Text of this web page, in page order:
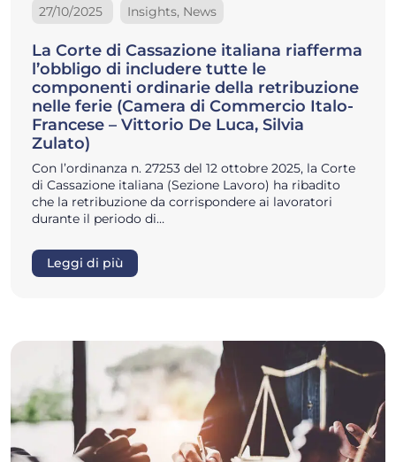
27/10/2025 Insights, News
La Corte di Cassazione italiana riafferma
l’obbligo di includere tutte le
componenti ordinarie della retribuzione
nelle ferie (Camera di Commercio Italo-
Francese – Vittorio De Luca, Silvia
Zulato)
Con l’ordinanza n. 27253 del 12 ottobre 2025, la Corte
di Cassazione italiana (Sezione Lavoro) ha ribadito
che la retribuzione da corrispondere ai lavoratori
durante il periodo di…
Leggi di più